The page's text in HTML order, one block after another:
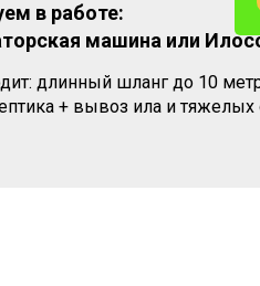
в работе:
машина или
длинный шланг до 10
+ вывоз ила и тяжелых